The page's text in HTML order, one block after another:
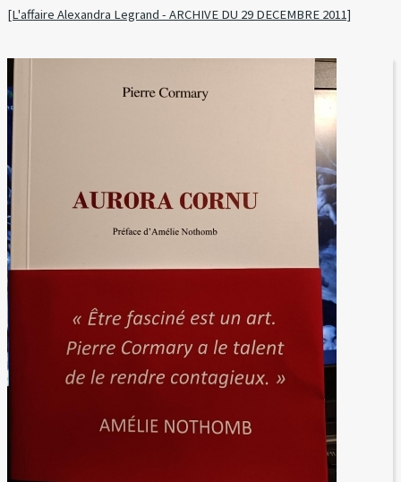
[L'affaire Alexandra Legrand - ARCHIVE DU 29 DECEMBRE 2011]